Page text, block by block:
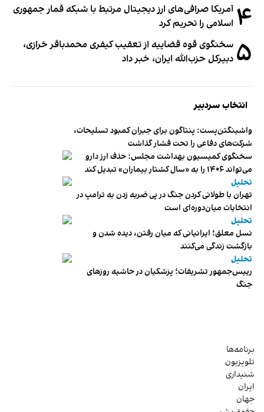
۴ آمریکا صرافی‌های ارز دیجیتال مرتبط با شبکه قمار جمهوری
اسلامی را تحریم کرد
۵ سخنگوی قوه قضاییه از تعقیب کیفری محمدباقر خرازی،
دبیر‌کل حزب‌الله ایران، خبر داد
انتخاب سردبیر
واشینگتن‌پست: پنتاگون برای جبران کمبود تسلیحات،
شرکت‌های دفاعی را تحت فشار گذاشت
سخنگوی کمیسیون بهداشت مجلس: حذف ارز دارو
می‌تواند ۱۴۰۶ را به «سال کشتار بیماران» تبدیل کند
تحلیل
تهران با طولانی کردن جنگ در پی ضربه زدن به ترامپ در
انتخابات میان‌دوره‌ای است
تحلیل
نسل معلق؛ ایرانیانی که میان رفتن، دیده شدن و
بازگشت زندگی می‌کنند
تحلیل
رییس‌جمهور تشریفات؛ پزشکیان در حاشیه روزهای
جنگ
برنامه‌ها
تلویزیون
شنیداری
ایران
جهان